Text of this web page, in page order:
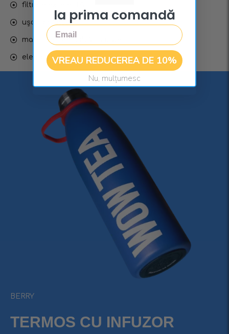
filtrare excelentă
ușor de folosit
materiale de înaltă calitate
elegantă și remarcabilă
BERRY
TERMOS CU INFUZOR
la prima comandă
Email
VREAU REDUCEREA DE 10%
Nu, mulțumesc